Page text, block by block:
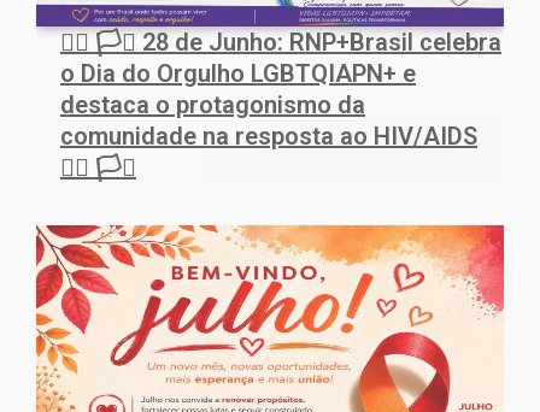
🏳️‍🌈 🏳️‍⚧️ 28 de Junho: RNP+Brasil celebra
o Dia do Orgulho LGBTQIAPN+ e
destaca o protagonismo da
comunidade na resposta ao HIV/AIDS
🏳️‍🌈 🏳️‍⚧️